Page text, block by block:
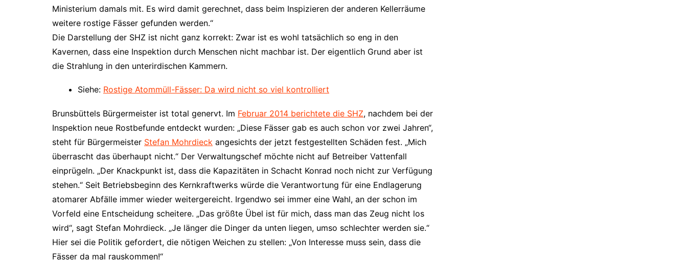
Ministerium damals mit. Es wird damit gerechnet, dass beim Inspizieren der anderen Kellerräume
weitere rostige Fässer gefunden werden.“
Die Darstellung der SHZ ist nicht ganz korrekt: Zwar ist es wohl tatsächlich so eng in den
Kavernen, dass eine Inspektion durch Menschen nicht machbar ist. Der eigentlich Grund aber ist
die Strahlung in den unterirdischen Kammern.
Siehe: Rostige Atommüll-Fässer: Da wird nicht so viel kontrolliert
Brunsbüttels Bürgermeister ist total genervt. Im Februar 2014 berichtete die SHZ, nachdem bei der
Inspektion neue Rostbefunde entdeckt wurden: „Diese Fässer gab es auch schon vor zwei Jahren“,
steht für Bürgermeister Stefan Mohrdieck angesichts der jetzt festgestellten Schäden fest. „Mich
überrascht das überhaupt nicht.“ Der Verwaltungschef möchte nicht auf Betreiber Vattenfall
einprügeln. „Der Knackpunkt ist, dass die Kapazitäten in Schacht Konrad noch nicht zur Verfügung
stehen.“ Seit Betriebsbeginn des Kernkraftwerks würde die Verantwortung für eine Endlagerung
atomarer Abfälle immer wieder weitergereicht. Irgendwo sei immer eine Wahl, an der schon im
Vorfeld eine Entscheidung scheitere. „Das größte Übel ist für mich, dass man das Zeug nicht los
wird“, sagt Stefan Mohrdieck. „Je länger die Dinger da unten liegen, umso schlechter werden sie.“
Hier sei die Politik gefordert, die nötigen Weichen zu stellen: „Von Interesse muss sein, dass die
Fässer da mal rauskommen!“